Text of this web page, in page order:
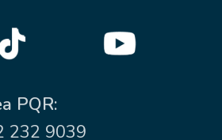
PQR:
232 9039